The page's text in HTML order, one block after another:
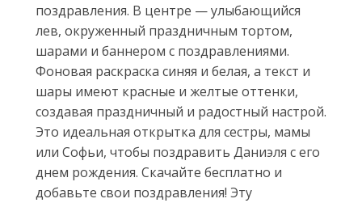
поздравления. В центре — улыбающийся
лев, окруженный праздничным тортом,
шарами и баннером с поздравлениями.
Фоновая раскраска синяя и белая, а текст и
шары имеют красные и желтые оттенки,
создавая праздничный и радостный настрой.
Это идеальная открытка для сестры, мамы
или Софьи, чтобы поздравить Даниэля с его
днем рождения. Скачайте бесплатно и
добавьте свои поздравления! Эту